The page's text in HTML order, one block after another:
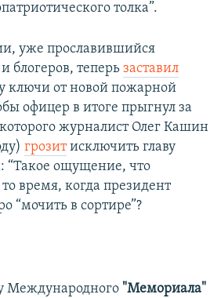
толка”.
уже прославившийся
блогеров, теперьзаставил
ключи от новой пожарной
офицер в итоге прыгнул за
журналист Олег Кашин
грозитисключить главу
“Такое ощущение, что
время, когда президент
“мочить в сортире”?
Международного "Мемориала"